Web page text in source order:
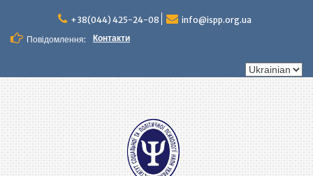
вмісту
+38(044) 425-24-08
info@ispp.org.ua
Повідомлення:
Контакти
Вибрати